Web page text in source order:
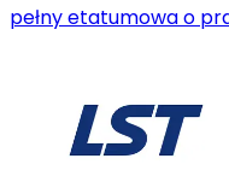
pełny etatumowa o